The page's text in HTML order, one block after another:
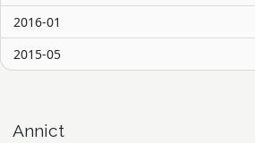
2016-01
2015-05
Annict